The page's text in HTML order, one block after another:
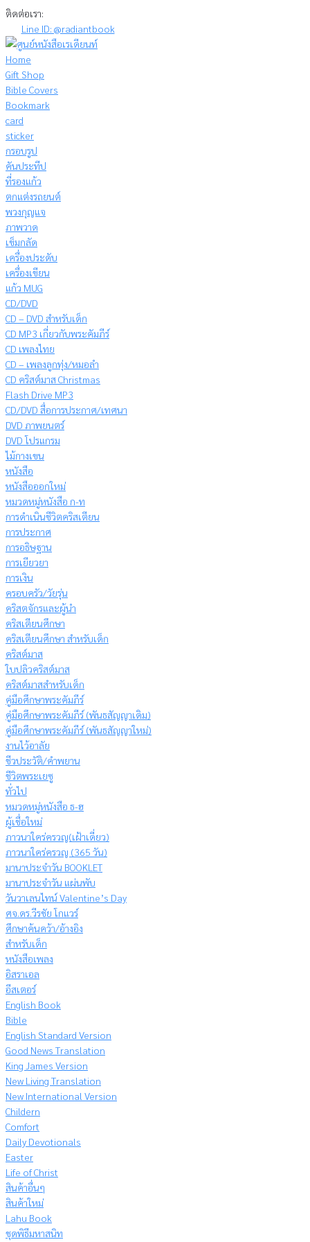
Skip
content
ติดต่อเรา:
Line ID: @radiantbook
Home
Gift Shop
Bible Covers
Bookmark
card
sticker
กรอบรูป
คันประทีป
ที่รองแก้ว
ตกแต่งรถยนต์
พวงกุญแจ
ภาพวาด
เข็มกลัด
เครื่องประดับ
เครื่องเขียน
แก้ว MUG
CD/DVD
CD – DVD สำหรับเด็ก
CD MP3 เกี่ยวกับพระคัมภีร์
CD เพลงไทย
CD – เพลงลูกทุ่ง/หมอลำ
CD คริสต์มาส Christmas
Flash Drive MP3
CD/DVD สื่อการประกาศ/เทศนา
DVD ภาพยนตร์
DVD โปรแกรม
ไม้กางเขน
หนังสือ
หนังสือออกใหม่
หมวดหมู่หนังสือ ก-ท
การดำเนินชีวิตคริสเตียน
การประกาศ
การอธิษฐาน
การเยียวยา
การเงิน
ครอบครัว/วัยรุ่น
คริสตจักรและผู้นำ
คริสเตียนศึกษา
คริสเตียนศึกษา สำหรับเด็ก
คริสต์มาส
ใบปลิวคริสต์มาส
คริสต์มาสสำหรับเด็ก
คู่มือศึกษาพระคัมภีร์
คู่มือศึกษาพระคัมภีร์ (พันธสัญญาเดิม)
คู่มือศึกษาพระคัมภีร์ (พันธสัญญาใหม่)
งานไว้อาลัย
ชีวประวัติ/คำพยาน
ชีวิตพระเยซู
ทั่วไป
หมวดหมู่หนังสือ ธ-ฮ
ผู้เชื่อใหม่
ภาวนาใคร่ครวญ(เฝ้าเดี่ยว)
ภาวนาใคร่ครวญ (365 วัน)
มานาประจำวัน BOOKLET
มานาประจำวัน แผ่นพับ
วันวาเลนไทน์ Valentine’s Day
ศจ.ดร.วีรชัย โกแวร์
ศึกษาค้นคว้า/อ้างอิง
สำหรับเด็ก
หนังสือเพลง
อิสราเอล
อีสเตอร์
English Book
Bible
English Standard Version
Good News Translation
King James Version
New Living Translation
New International Version
Childern
Comfort
Daily Devotionals
Easter
Life of Christ
สินค้าอื่นๆ
สินค้าใหม่
Lahu Book
ชุดพิธีมหาสนิท